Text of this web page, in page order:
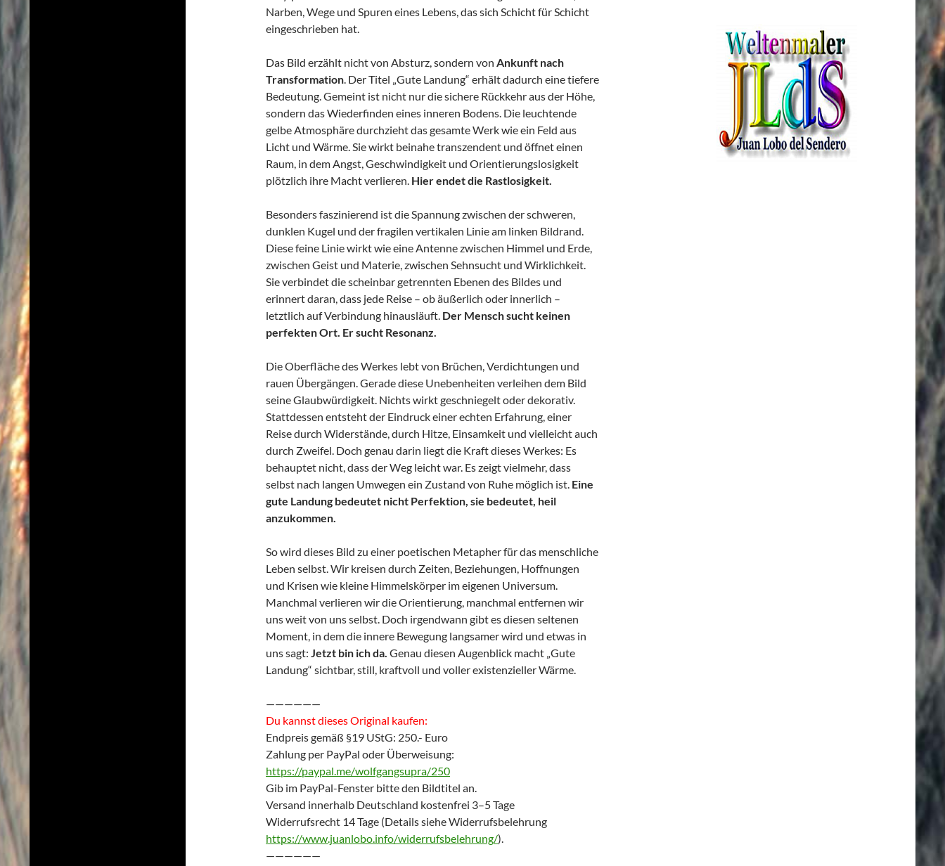
Narben, Wege und Spuren eines Lebens, das sich Schicht für Schicht
eingeschrieben hat.
Das Bild erzählt nicht von Absturz, sondern von Ankunft nach
Transformation. Der Titel „Gute Landung“ erhält dadurch eine tiefere
Bedeutung. Gemeint ist nicht nur die sichere Rückkehr aus der Höhe,
sondern das Wiederfinden eines inneren Bodens. Die leuchtende
gelbe Atmosphäre durchzieht das gesamte Werk wie ein Feld aus
Licht und Wärme. Sie wirkt beinahe transzendent und öffnet einen
Raum, in dem Angst, Geschwindigkeit und Orientierungslosigkeit
plötzlich ihre Macht verlieren. Hier endet die Rastlosigkeit.
Besonders faszinierend ist die Spannung zwischen der schweren,
dunklen Kugel und der fragilen vertikalen Linie am linken Bildrand.
Diese feine Linie wirkt wie eine Antenne zwischen Himmel und Erde,
zwischen Geist und Materie, zwischen Sehnsucht und Wirklichkeit.
Sie verbindet die scheinbar getrennten Ebenen des Bildes und
erinnert daran, dass jede Reise – ob äußerlich oder innerlich –
letztlich auf Verbindung hinausläuft. Der Mensch sucht keinen
perfekten Ort. Er sucht Resonanz.
Die Oberfläche des Werkes lebt von Brüchen, Verdichtungen und
rauen Übergängen. Gerade diese Unebenheiten verleihen dem Bild
seine Glaubwürdigkeit. Nichts wirkt geschniegelt oder dekorativ.
Stattdessen entsteht der Eindruck einer echten Erfahrung, einer
Reise durch Widerstände, durch Hitze, Einsamkeit und vielleicht auch
durch Zweifel. Doch genau darin liegt die Kraft dieses Werkes: Es
behauptet nicht, dass der Weg leicht war. Es zeigt vielmehr, dass
selbst nach langen Umwegen ein Zustand von Ruhe möglich ist. Eine
gute Landung bedeutet nicht Perfektion, sie bedeutet, heil
anzukommen.
So wird dieses Bild zu einer poetischen Metapher für das menschliche
Leben selbst. Wir kreisen durch Zeiten, Beziehungen, Hoffnungen
und Krisen wie kleine Himmelskörper im eigenen Universum.
Manchmal verlieren wir die Orientierung, manchmal entfernen wir
uns weit von uns selbst. Doch irgendwann gibt es diesen seltenen
Moment, in dem die innere Bewegung langsamer wird und etwas in
uns sagt: Jetzt bin ich da. Genau diesen Augenblick macht „Gute
Landung“ sichtbar, still, kraftvoll und voller existenzieller Wärme.
——————
Du kannst dieses Original kaufen:
Endpreis gemäß §19 UStG: 250.- Euro
Zahlung per PayPal oder Überweisung:
https://paypal.me/wolfgangsupra/250
Gib im PayPal-Fenster bitte den Bildtitel an.
Versand innerhalb Deutschland kostenfrei 3–5 Tage
Widerrufsrecht 14 Tage (Details siehe Widerrufsbelehrung
https://www.juanlobo.info/widerrufsbelehrung/).
——————